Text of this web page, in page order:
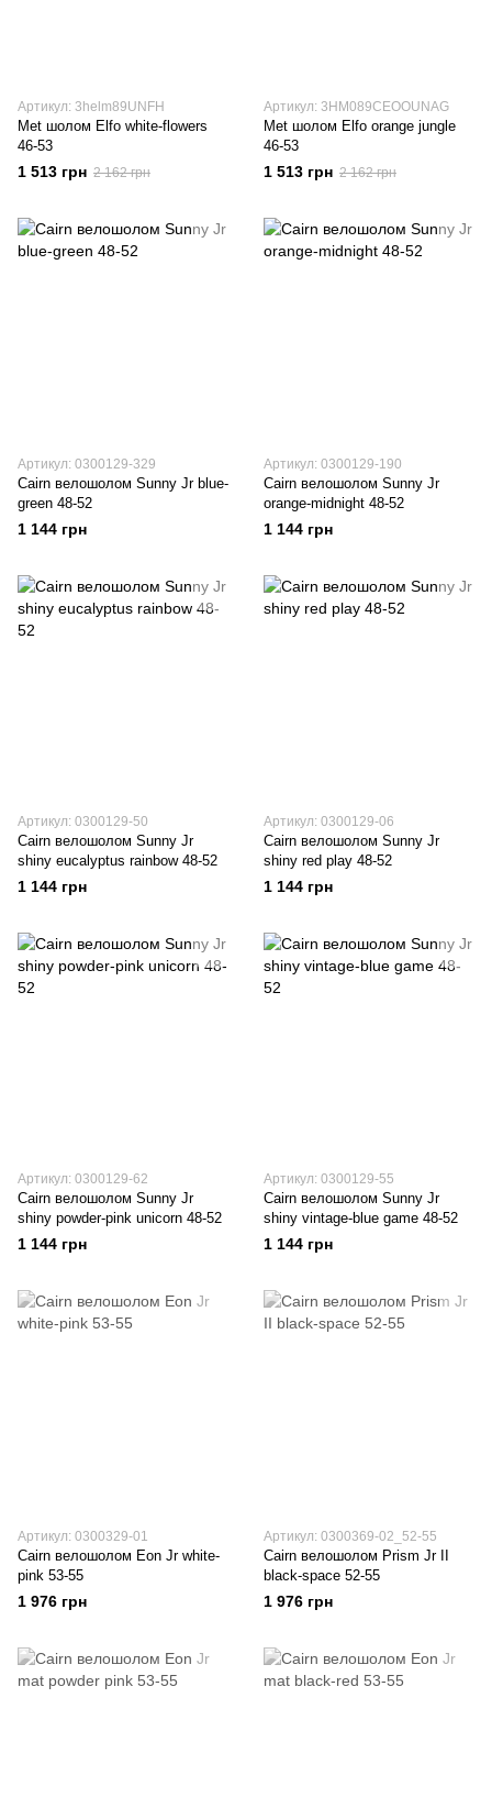
Артикул: 3helm89UNFH
Met шолом Elfo white-flowers
46-53
1 513 грн 2 162 грн
Артикул: 3HM089CEOOUNAG
Met шолом Elfo orange jungle
46-53
1 513 грн 2 162 грн
Артикул: 0300129-329
Cairn велошолом Sunny Jr blue-
green 48-52
1 144 грн
Артикул: 0300129-190
Cairn велошолом Sunny Jr
orange-midnight 48-52
1 144 грн
Артикул: 0300129-50
Cairn велошолом Sunny Jr
shiny eucalyptus rainbow 48-52
1 144 грн
Артикул: 0300129-06
Cairn велошолом Sunny Jr
shiny red play 48-52
1 144 грн
Артикул: 0300129-62
Cairn велошолом Sunny Jr
shiny powder-pink unicorn 48-52
1 144 грн
Артикул: 0300129-55
Cairn велошолом Sunny Jr
shiny vintage-blue game 48-52
1 144 грн
Артикул: 0300329-01
Cairn велошолом Eon Jr white-
pink 53-55
1 976 грн
Артикул: 0300369-02_52-55
Cairn велошолом Prism Jr II
black-space 52-55
1 976 грн